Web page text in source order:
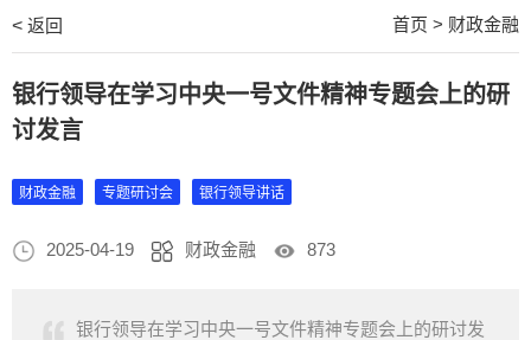
< 返回 首页 > 财政金融
银行领导在学习中央一号文件精神专题会上的研
讨发言
财政金融 专题研讨会 银行领导讲话
2025-04-19 财政金融 873
银行领导在学习中央一号文件精神专题会上的研讨发